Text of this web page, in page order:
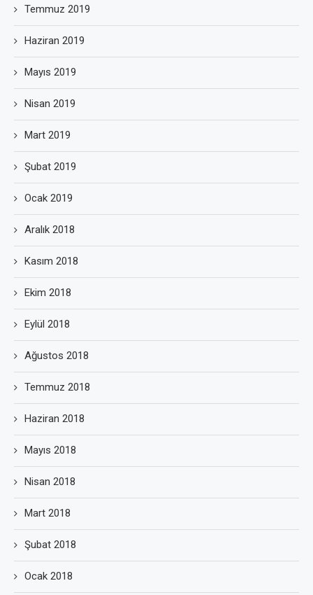
Temmuz 2019
Haziran 2019
Mayıs 2019
Nisan 2019
Mart 2019
Şubat 2019
Ocak 2019
Aralık 2018
Kasım 2018
Ekim 2018
Eylül 2018
Ağustos 2018
Temmuz 2018
Haziran 2018
Mayıs 2018
Nisan 2018
Mart 2018
Şubat 2018
Ocak 2018